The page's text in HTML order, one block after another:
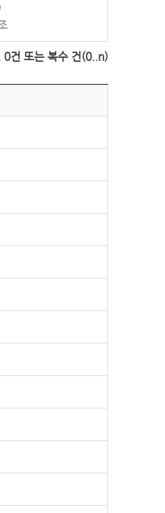
건 또는 복수 건(0..n)